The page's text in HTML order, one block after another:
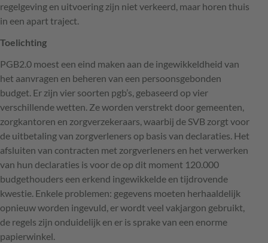
regelgeving en uitvoering zijn niet verkeerd, maar horen thuis
in een apart traject.
Toelichting
PGB2.0 moest een eind maken aan de ingewikkeldheid van
het aanvragen en beheren van een persoonsgebonden
budget. Er zijn vier soorten pgb’s, gebaseerd op vier
verschillende wetten. Ze worden verstrekt door gemeenten,
zorgkantoren en zorgverzekeraars, waarbij de SVB zorgt voor
de uitbetaling van zorgverleners op basis van declaraties. Het
afsluiten van contracten met zorgverleners en het verwerken
van hun declaraties is voor de op dit moment 120.000
budgethouders een erkend ingewikkelde en tijdrovende
kwestie. Enkele problemen: gegevens moeten herhaaldelijk
opnieuw worden ingevuld, er wordt veel vakjargon gebruikt,
de regels zijn onduidelijk en er is sprake van een enorme
papierwinkel.